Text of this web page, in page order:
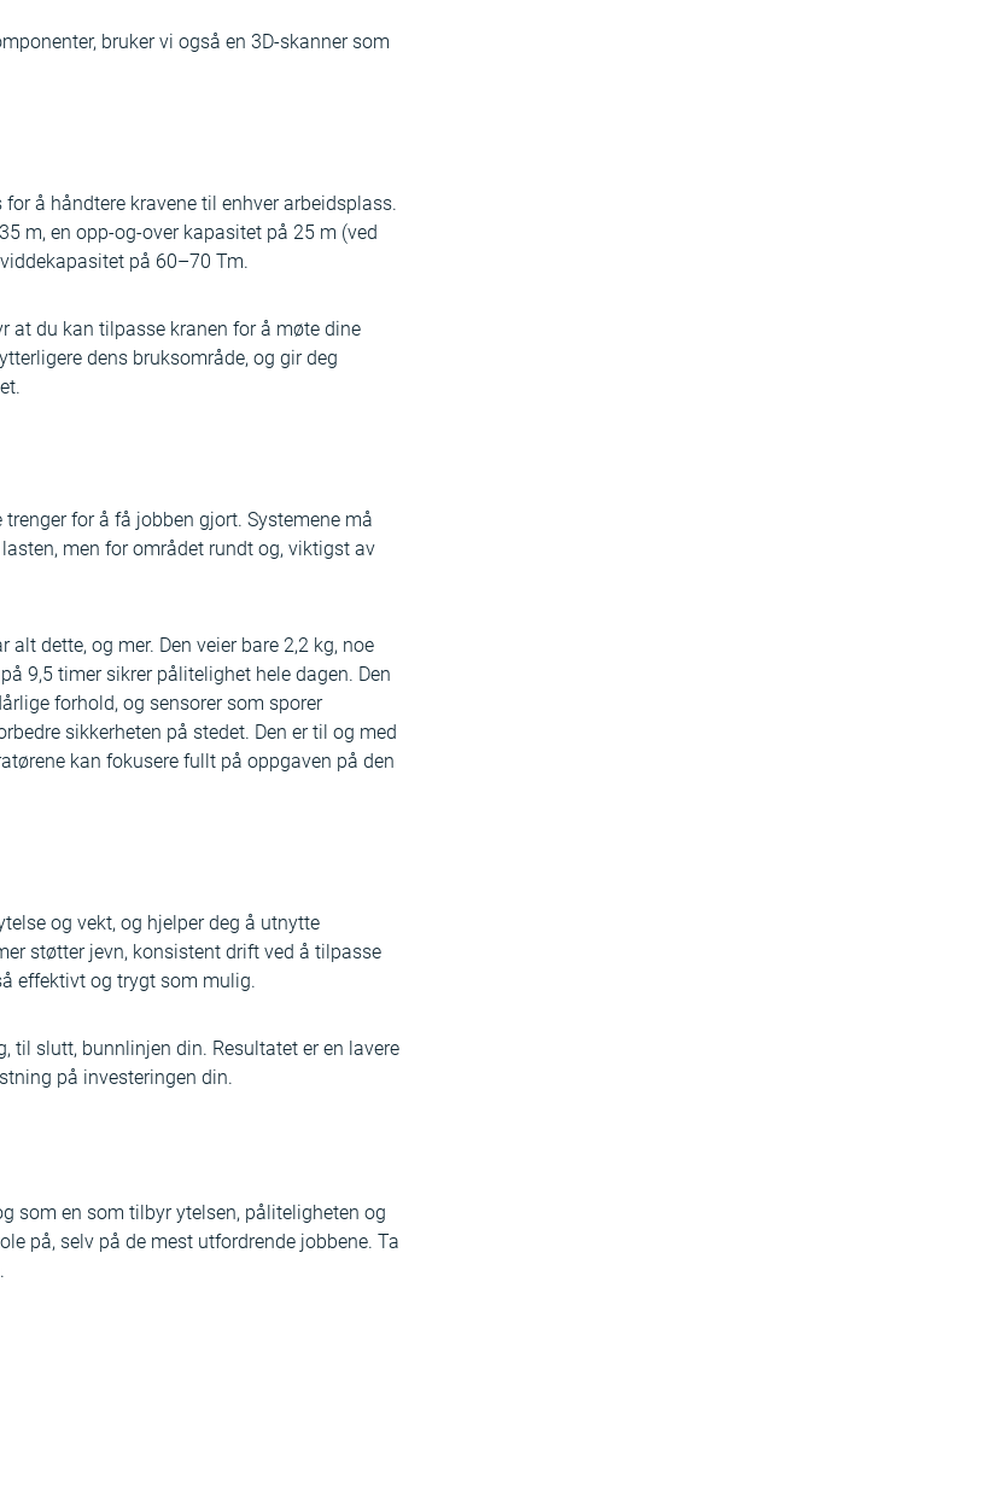
bruker vi også en 3D-skanner som
å håndtere kravene til enhver arbeidsplass.
m, en opp-og-over kapasitet på 25 m (ved
på 60–70 Tm.
at du kan tilpasse kranen for å møte dine
dens bruksområde, og gir deg
for å få jobben gjort. Systemene må
men for området rundt og, viktigst av
dette, og mer. Den veier bare 2,2 kg, noe
9,5 timer sikrer pålitelighet hele dagen. Den
forhold, og sensorer som sporer
sikkerheten på stedet. Den er til og med
kan fokusere fullt på oppgaven på den
og vekt, og hjelper deg å utnytte
støtter jevn, konsistent drift ved å tilpasse
effektivt og trygt som mulig.
til slutt, bunnlinjen din. Resultatet er en lavere
på investeringen din.
som en som tilbyr ytelsen, påliteligheten og
på, selv på de mest utfordrende jobbene. Ta